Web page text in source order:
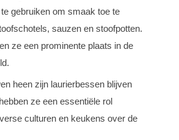
gebruiken om smaak toe te
sauzen en stoofpotten.
ze een prominente plaats in de
heen zijn laurierbessen blijven
ze een essentiële rol
culturen en keukens over de